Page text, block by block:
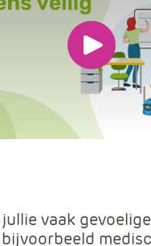
Speel
de
video
af
vaak
bijvoorbeeld